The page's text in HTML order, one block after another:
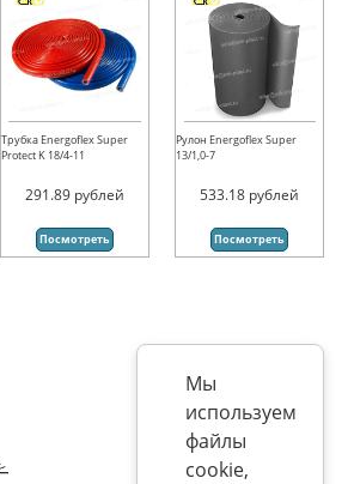
Трубка Energoflex Super
Protect K 18/4-11
291.89 рублей
Посмотреть
Рулон Energoflex Super
13/1,0-7
533.18 рублей
Посмотреть
Мы
используем
файлы
cookie,